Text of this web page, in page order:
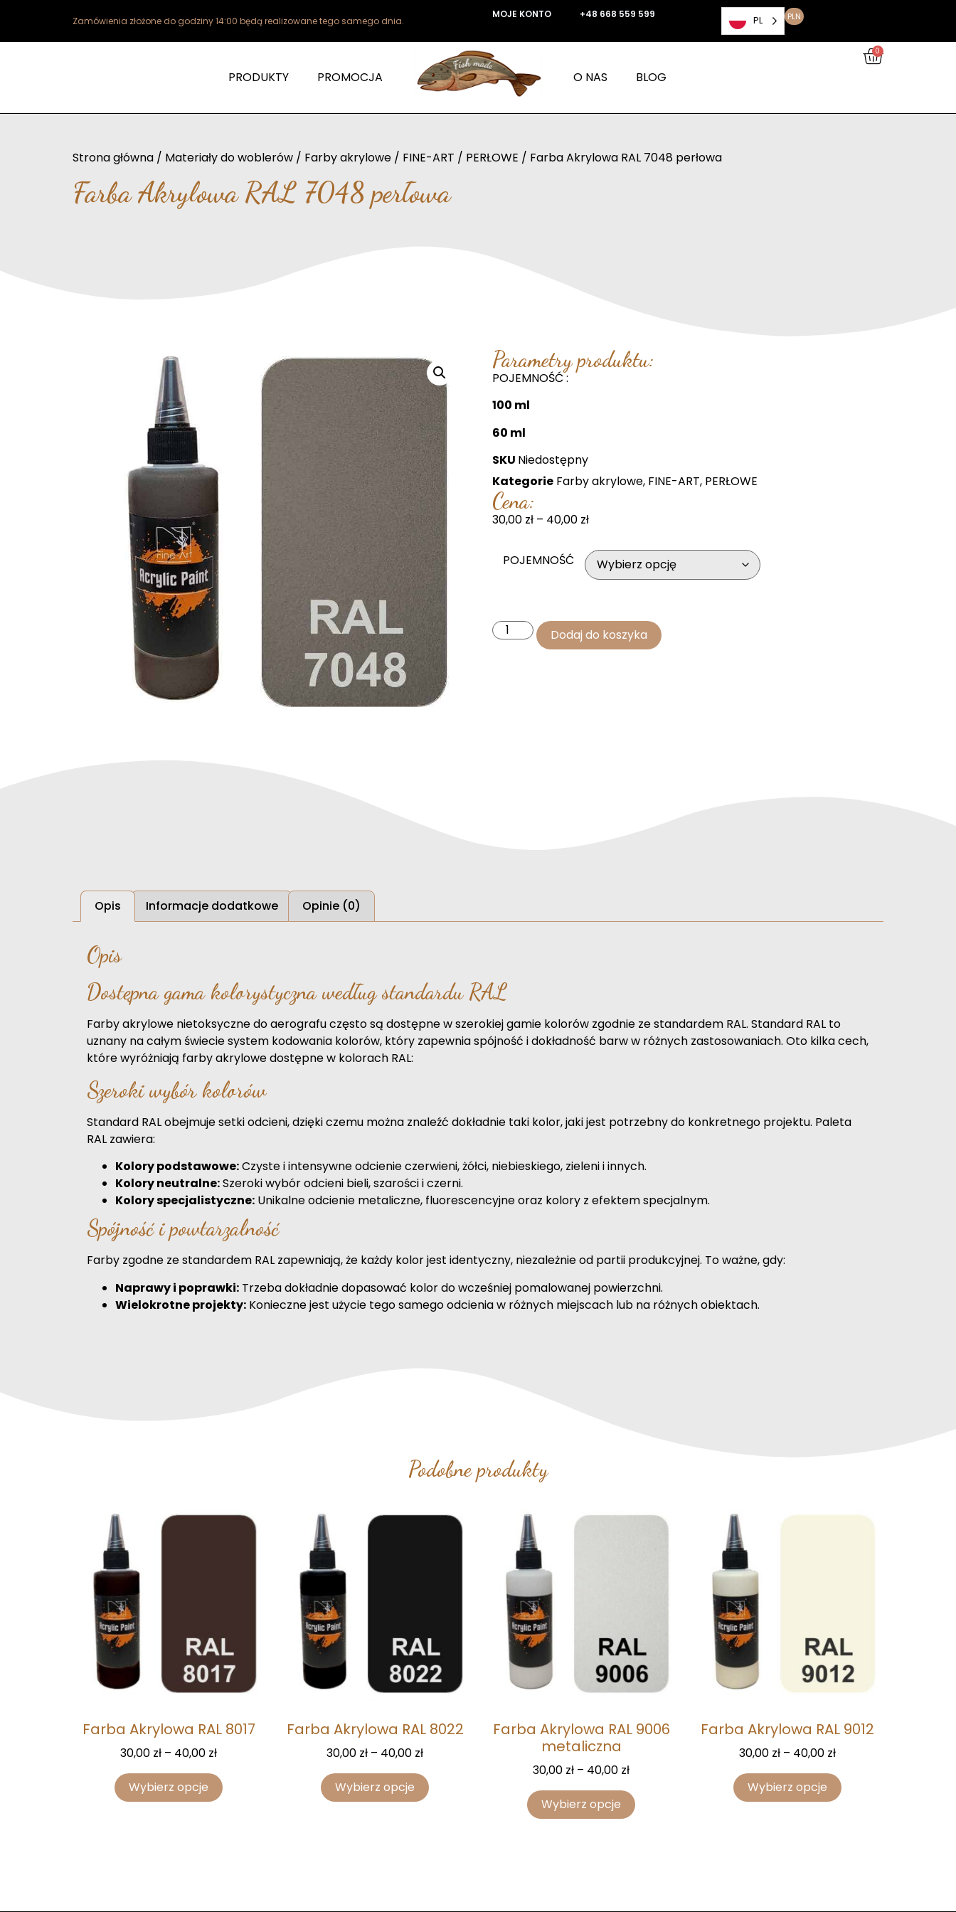
Zamówienia złożone do godziny 14:00 będą realizowane tego samego dnia.
MOJE KONTO +48 668 559 599 PL PLN
PRODUKTY PROMOCJA O NAS BLOG
0
Strona główna / Materiały do woblerów / Farby akrylowe / FINE-ART / PERŁOWE / Farba Akrylowa RAL 7048 perłowa
Farba Akrylowa RAL 7048 perłowa
Parametry produktu:
POJEMNOŚĆ :
100 ml
60 ml
SKU Niedostępny
Kategorie Farby akrylowe, FINE-ART, PERŁOWE
Cena:
30,00 zł – 40,00 zł
POJEMNOŚĆ
Dodaj do koszyka
Opis Informacje dodatkowe Opinie (0)
Opis
Dostępna gama kolorystyczna według standardu RAL
Farby akrylowe nietoksyczne do aerografu często są dostępne w szerokiej gamie kolorów zgodnie ze standardem RAL. Standard RAL to
uznany na całym świecie system kodowania kolorów, który zapewnia spójność i dokładność barw w różnych zastosowaniach. Oto kilka cech,
które wyróżniają farby akrylowe dostępne w kolorach RAL:
Szeroki wybór kolorów
Standard RAL obejmuje setki odcieni, dzięki czemu można znaleźć dokładnie taki kolor, jaki jest potrzebny do konkretnego projektu. Paleta
RAL zawiera:
Kolory podstawowe:Czyste i intensywne odcienie czerwieni, żółci, niebieskiego, zieleni i innych.
Kolory neutralne:Szeroki wybór odcieni bieli, szarości i czerni.
Kolory specjalistyczne: Unikalne odcienie metaliczne, fluorescencyjne oraz kolory z efektem specjalnym.
Spójność i powtarzalność
Farby zgodne ze standardem RAL zapewniają, że każdy kolor jest identyczny, niezależnie od partii produkcyjnej. To ważne, gdy:
Naprawy i poprawki: Trzeba dokładnie dopasować kolor do wcześniej pomalowanej powierzchni.
Wielokrotne projekty: Konieczne jest użycie tego samego odcienia w różnych miejscach lub na różnych obiektach.
Podobne produkty
Farba Akrylowa RAL 8017
30,00 zł – 40,00 zł
Wybierz opcje
Farba Akrylowa RAL 8022
30,00 zł – 40,00 zł
Wybierz opcje
Farba Akrylowa RAL 9006
metaliczna
30,00 zł – 40,00 zł
Wybierz opcje
Farba Akrylowa RAL 9012
30,00 zł – 40,00 zł
Wybierz opcje